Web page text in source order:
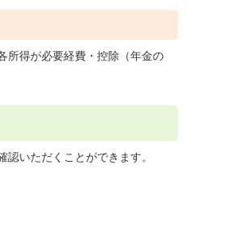
所得が必要経費・控除（年金の
いただくことができます。